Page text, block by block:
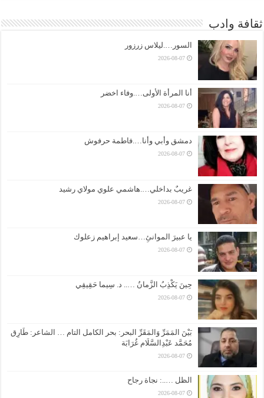
ثقافة وادب
السور….ليلاس زرزور
2026-08-07
أنا المرأة الأولى….وفاء اخضر
2026-08-07
دمشق وأبي وأنا….فاطمة حرفوش
2026-08-07
غريبٌ بداخلي….هاشمي علوي مولاي رشيد
2026-08-07
يا عبيرَ الموانئِ…سعيد إبراهيم زعلوك
2026-08-07
حِينَ يَكْذِبُ الزَّمانُ ….. د. سِيما حَقِيقِي
2026-08-07
بَيْنَ المَمَرِّ وَالمَقَرِّ البحر: بحر الكامل التام … الشاعر: طَارِق
مُحَمَّد عَبْدِالسَّلَام غُرَابَة
2026-08-07
الظل …..: نجاة رجاح
2026-08-07